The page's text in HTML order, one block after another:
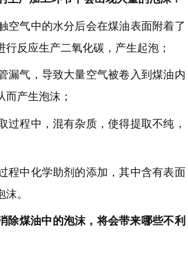
空气中的水分后会在煤油表面附着了
行反应生产二氧化碳，产生起泡；
漏气，导致大量空气被卷入到煤油内
而产生泡沫；
过程中，混有杂质，使得提取不纯，
程中化学助剂的添加，其中含有表面
。
除煤油中的泡沫，将会带来哪些不利